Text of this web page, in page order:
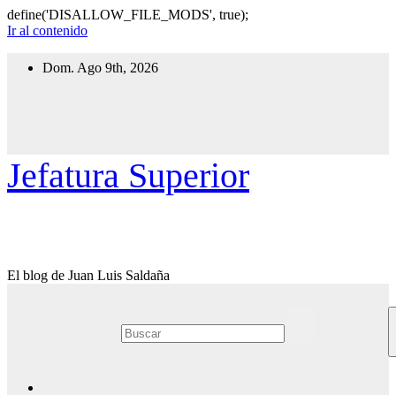
define('DISALLOW_FILE_MODS', true);
Ir al contenido
Dom. Ago 9th, 2026
Jefatura Superior
El blog de Juan Luis Saldaña